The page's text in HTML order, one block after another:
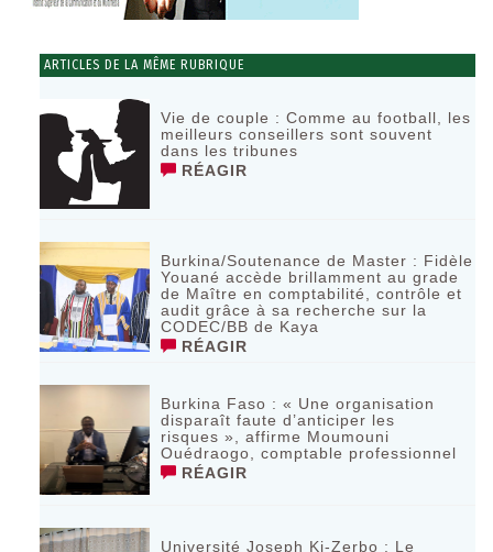
ARTICLES DE LA MÊME RUBRIQUE
Vie de couple : Comme au football, les
meilleurs conseillers sont souvent
dans les tribunes
RÉAGIR
Burkina/Soutenance de Master : Fidèle
Youané accède brillamment au grade
de Maître en comptabilité, contrôle et
audit grâce à sa recherche sur la
CODEC/BB de Kaya
RÉAGIR
Burkina Faso : « Une organisation
disparaît faute d’anticiper les
risques », affirme Moumouni
Ouédraogo, comptable professionnel
RÉAGIR
Université Joseph Ki-Zerbo : Le